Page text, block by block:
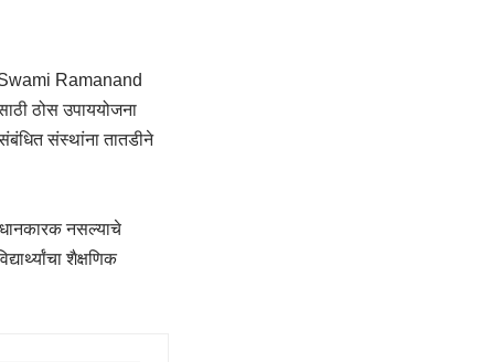
(Swami Ramanand
ठोस उपाययोजना
संबंधित संस्थांना तातडीने
नसल्याचे
शैक्षणिक